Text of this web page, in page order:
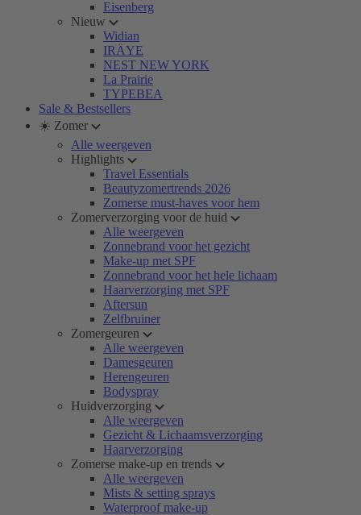
Eisenberg
Nieuw
Widian
IRÄYE
NEST NEW YORK
La Prairie
TYPEBEA
Sale & Bestsellers
☀️ Zomer
Alle weergeven
Highlights
Travel Essentials
Beautyzomertrends 2026
Zomerse must-haves voor hem
Zomerverzorging voor de huid
Alle weergeven
Zonnebrand voor het gezicht
Make-up met SPF
Zonnebrand voor het hele lichaam
Haarverzorging met SPF
Aftersun
Zelfbruiner
Zomergeuren
Alle weergeven
Damesgeuren
Herengeuren
Bodyspray
Huidverzorging
Alle weergeven
Gezicht & Lichaamsverzorging
Haarverzorging
Zomerse make-up en trends
Alle weergeven
Mists & setting sprays
Waterproof make-up